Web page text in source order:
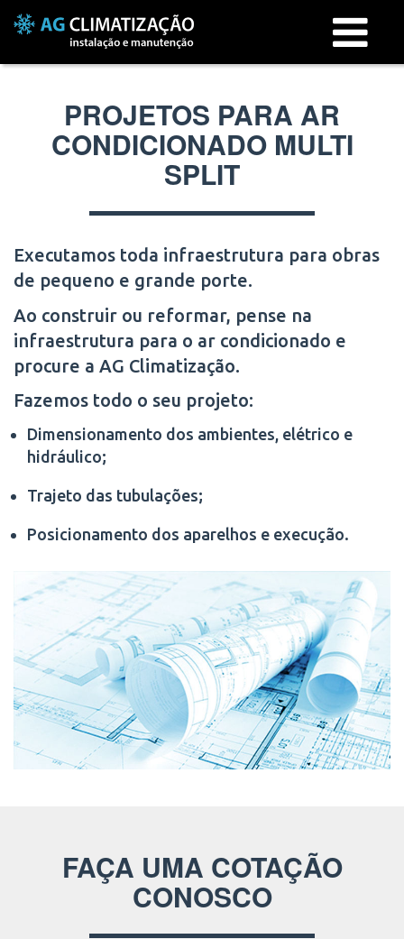
Menu
PROJETOS PARA AR
CONDICIONADO MULTI
SPLIT
Executamos toda infraestrutura para obras
de pequeno e grande porte.
Ao construir ou reformar, pense na
infraestrutura para o ar condicionado e
procure a AG Climatização.
Fazemos todo o seu projeto:
Dimensionamento dos ambientes, elétrico e
hidráulico;
Trajeto das tubulações;
Posicionamento dos aparelhos e execução.
FAÇA UMA COTAÇÃO
CONOSCO